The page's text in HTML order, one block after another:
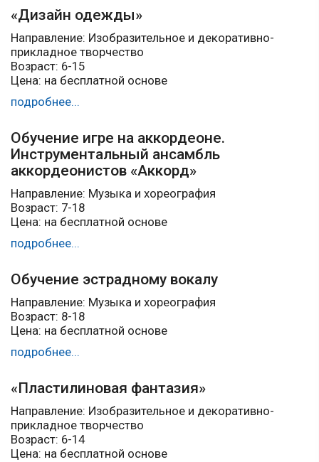
«Дизайн одежды»
Направление: Изобразительное и декоративно-
прикладное творчество
Возраст: 6-15
Цена: на бесплатной основе
подробнее...
Обучение игре на аккордеоне.
Инструментальный ансамбль
аккордеонистов «Аккорд»
Направление: Музыка и хореография
Возраст: 7-18
Цена: на бесплатной основе
подробнее...
Обучение эстрадному вокалу
Направление: Музыка и хореография
Возраст: 8-18
Цена: на бесплатной основе
подробнее...
«Пластилиновая фантазия»
Направление: Изобразительное и декоративно-
прикладное творчество
Возраст: 6-14
Цена: на бесплатной основе